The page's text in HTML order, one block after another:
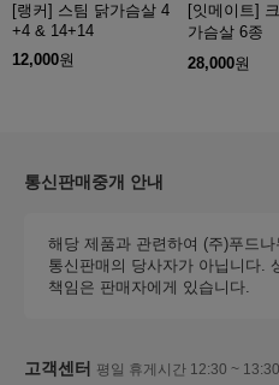
[랭커] 스팀 닭가슴살 4
+4 & 14+14
12,000원
[잇메이트]
가슴살 6종
28,000원
통신판매중개 안내
해당 제품과 관련하여 (주)푸드
통신판매의 당사자가 아닙니다.
책임은 판매자에게 있습니다.
고객센터 평일 휴게시간 12:30 ~